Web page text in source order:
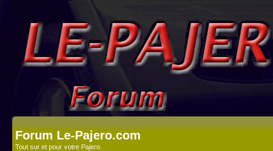
Forum Le-Pajero.com
Tout sur et pour votre Pajero.